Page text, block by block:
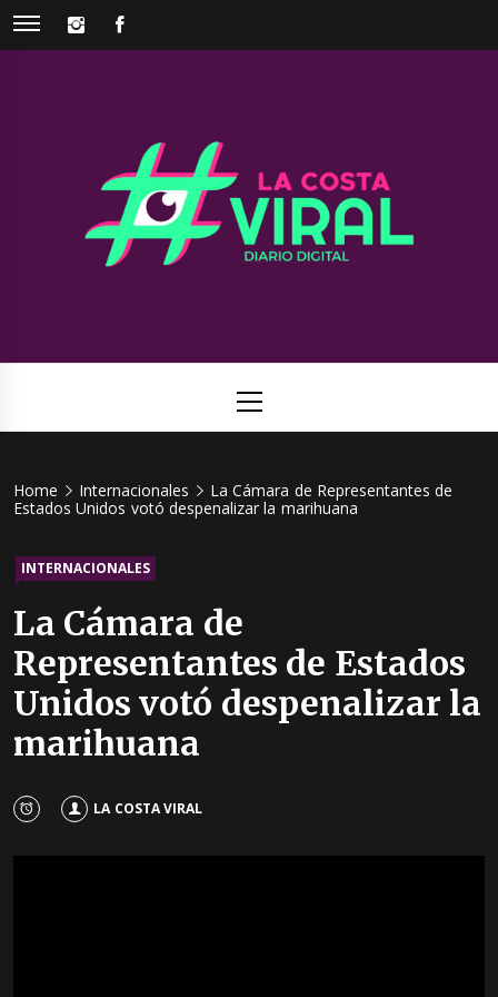
Skip
INSTAGRAM
Viral
Menu
Home Internacionales
La Cámara de Representantes de
Estados Unidos votó despenalizar la marihuana
INTERNACIONALES
La Cámara de
Representantes de Estados
Unidos votó despenalizar la
marihuana
LA COSTA VIRAL